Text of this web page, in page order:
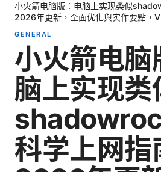
小火箭电脑版：电脑上实现类似
2026年更新，全面优化與实作要點，
GENERAL
小火箭电脑
脑上实现类
科学上网指